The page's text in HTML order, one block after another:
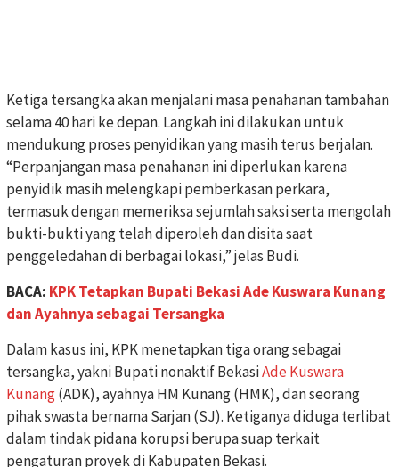
Ketiga tersangka akan menjalani masa penahanan tambahan
selama 40 hari ke depan. Langkah ini dilakukan untuk
mendukung proses penyidikan yang masih terus berjalan.
“Perpanjangan masa penahanan ini diperlukan karena
penyidik masih melengkapi pemberkasan perkara,
termasuk dengan memeriksa sejumlah saksi serta mengolah
bukti-bukti yang telah diperoleh dan disita saat
penggeledahan di berbagai lokasi,” jelas Budi.
BACA: KPK Tetapkan Bupati Bekasi Ade Kuswara Kunang
dan Ayahnya sebagai Tersangka
Dalam kasus ini, KPK menetapkan tiga orang sebagai
tersangka, yakni Bupati nonaktif BekasiAde Kuswara
Kunang(ADK), ayahnya HM Kunang (HMK), dan seorang
pihak swasta bernama Sarjan (SJ). Ketiganya diduga terlibat
dalam tindak pidana korupsi berupa suap terkait
pengaturan proyek di Kabupaten Bekasi.